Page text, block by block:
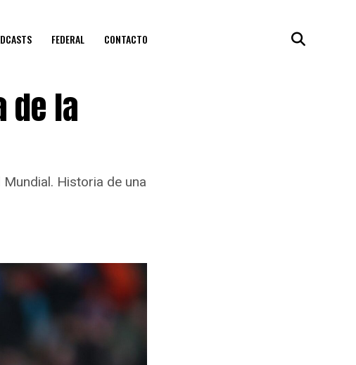
FEDERAL CONTACTO
de la
Historia de una